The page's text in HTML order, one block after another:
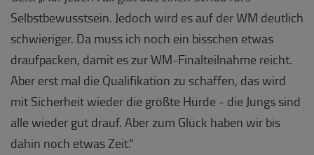
Selbstbewusstsein. Jedoch wird es auf der WM deutlich
schwieriger. Da muss ich noch ein bisschen etwas
draufpacken, damit es zur WM-Finalteilnahme reicht.
Aber erst mal die Qualifikation zu schaffen, das wird
mit Sicherheit wieder die größte Hürde - die Jungs sind
alle wieder gut drauf. Aber zum Glück haben wir bis
dahin noch etwas Zeit.“